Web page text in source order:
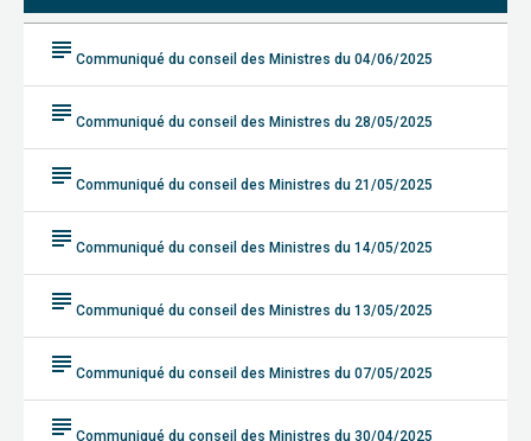
subject Communiqué du conseil des Ministres du 04/06/2025
subject Communiqué du conseil des Ministres du 28/05/2025
subject Communiqué du conseil des Ministres du 21/05/2025
subject Communiqué du conseil des Ministres du 14/05/2025
subject Communiqué du conseil des Ministres du 13/05/2025
subject Communiqué du conseil des Ministres du 07/05/2025
subject Communiqué du conseil des Ministres du 30/04/2025